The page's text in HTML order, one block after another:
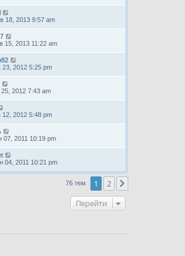
18, 2013 9:57 am
15, 2013 11:22 am
23, 2012 5:25 pm
25, 2012 7:43 am
12, 2012 5:48 pm
07, 2011 10:19 pm
04, 2011 10:21 pm
76 тем 1 2
Перейти